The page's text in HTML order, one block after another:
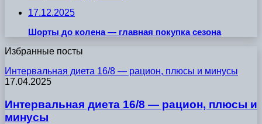
17.12.2025
Шорты до колена — главная покупка сезона
Избранные посты
Интервальная диета 16/8 — рацион, плюсы и минусы
17.04.2025
Интервальная диета 16/8 — рацион, плюсы и
минусы